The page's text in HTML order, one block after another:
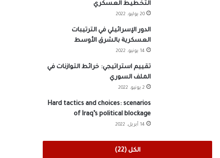
التخطيط العسكري
20 يوليو، 2022
الدور الإسرائيلي في الترتيبات
العسكرية بالشرق الأوسط
14 يونيو، 2022
تقييم استراتيجي: خرائط التوازنات في
الملف السوري
2 يونيو، 2022
Hard tactics and choices: scenarios
of Iraq’s political blockage
14 أبريل، 2022
الكل (22)